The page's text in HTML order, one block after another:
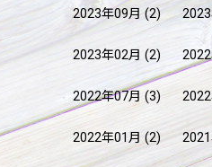
2023年09月 (2)
2023年02月 (2)
2022年07月 (3)
2022年01月 (2)